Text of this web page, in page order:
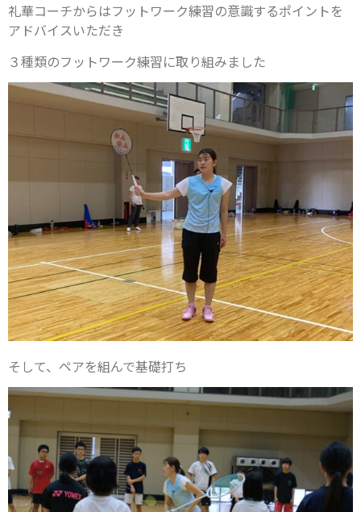
礼華コーチからはフットワーク練習の意識するポイントを
アドバイスいただき
３種類のフットワーク練習に取り組みました
そして、ペアを組んで基礎打ち